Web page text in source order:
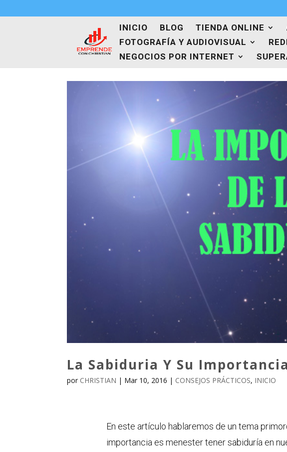
INICIO BLOG TIENDA ONLINE
FOTOGRAFÍA Y AUDIOVISUAL
NEGOCIOS POR INTERNET
La Sabiduria Y Su
por CHRISTIAN | Mar 10, 2016 | CONSEJOS PRÁCTICOS, INICIO
En este artículo hablaremos de un tema
importancia es menester tener sabiduría en